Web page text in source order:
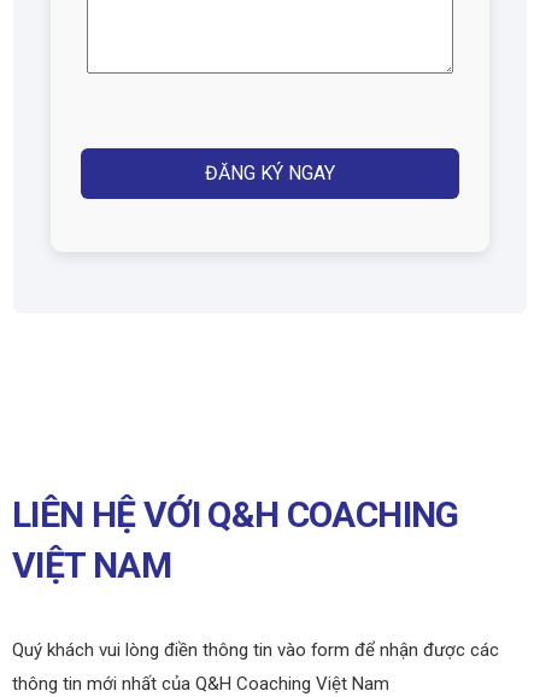
LIÊN HỆ VỚI Q&H COACHING
VIỆT NAM
Quý khách vui lòng điền thông tin vào form để nhận được các
thông tin mới nhất của Q&H Coaching Việt Nam